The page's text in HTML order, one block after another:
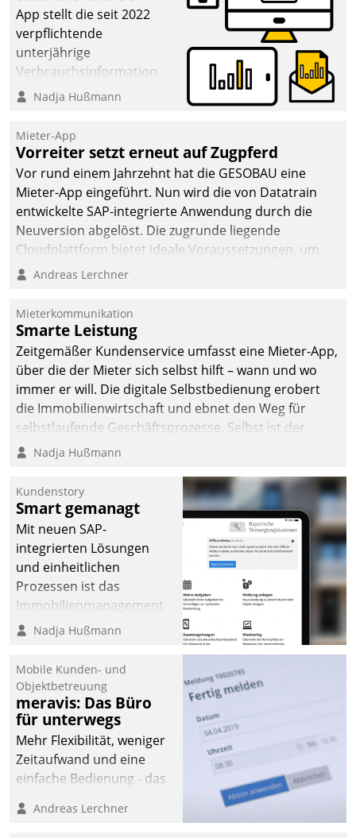
App stellt die seit 2022
verpflichtende
unterjährige
Verbrauchsinformation
schnell, zuverlässig und
Die monatlichen
Mitteilungen zum
Heizungs- und
Wasserverbrauch gehen
automatisiert, vollständig
und auf Wunsch über
mehrere zuvor
Kommunikationswege bei
Nadja Hußmann
Mieter-App
Vorreiter setzt erneut auf Zugpferd
Vor rund einem Jahrzehnt hat die GESOBAU eine
Mieter-App eingeführt. Nun wird die von Datatrain
entwickelte SAP-integrierte Anwendung durch die
Neuversion abgelöst. Die zugrunde liegende
Cloudplattform bietet ideale Voraussetzungen, um
die Funktionalität der App zu erweitern und weitere
integrieren.
Andreas Lerchner
Mieterkommunikation
Smarte Leistung
Zeitgemäßer Kundenservice umfasst eine Mieter-App,
über die der Mieter sich selbst hilft – wann und wo
immer er will. Die digitale Selbstbedienung erobert
die Immobilienwirtschaft und ebnet den Weg für
selbstlaufende Geschäftsprozesse. Selbst ist der
Kunde und smart der Serviceanbieter.
Nadja Hußmann
Kundenstory
Smart gemanagt
Mit neuen SAP-
integrierten Lösungen
und einheitlichen
Prozessen ist das
Immobilienmanagement
der Bayerischen
Ressort Kapitalanlage für
künftige Aufgaben und
Herausforderungen
gerüstet.
Nadja Hußmann
Mobile Kunden- und
Objektbetreuung
meravis: Das Büro
für unterwegs
Mehr Flexibilität, weniger
Zeitaufwand und eine
einfache Bedienung - das
Cockpit für mobile
Andreas Lerchner